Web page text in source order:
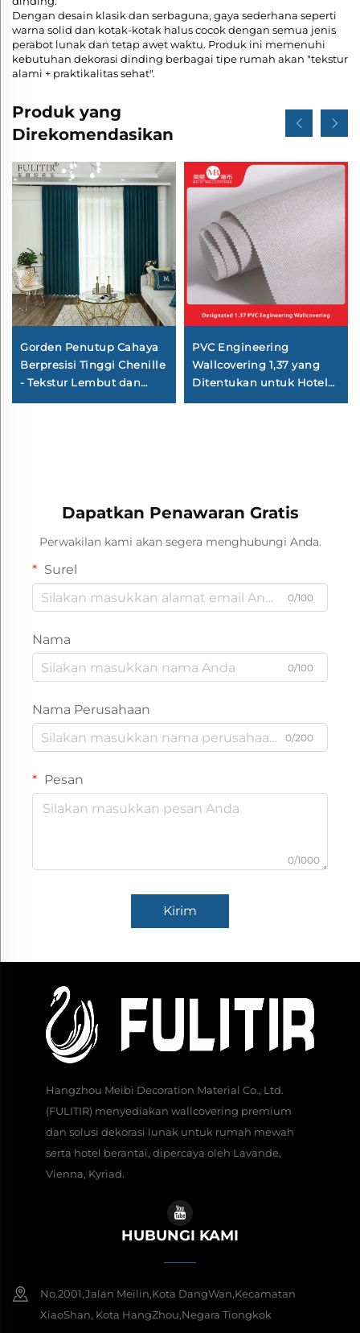
Dengan desain klasik dan serbaguna, gaya sederhana seperti
warna solid dan kotak-kotak halus cocok dengan semua jenis
perabot lunak dan tetap awet waktu. Produk ini memenuhi
kebutuhan dekorasi dinding berbagai tipe rumah akan "tekstur
alami + praktikalitas sehat".
Produk yang
Direkomendasikan
Gorden Penutup Cahaya
Berpresisi Tinggi Chenille
- Tekstur Lembut dan
PVC Engineering
Wallcovering 1,37 yang
Ditentukan untuk Hotel
Dapatkan Penawaran Gratis
Perwakilan kami akan segera menghubungi Anda.
Surel
0/100
Nama
0/100
Nama Perusahaan
0/200
Pesan
0/1000
Kirim
Hangzhou Meibi Decoration Material Co., Ltd.
(FULITIR) menyediakan wallcovering premium
dan solusi dekorasi lunak untuk rumah mewah
serta hotel berantai, dipercaya oleh Lavande,
Vienna, Kyriad.
HUBUNGI KAMI
No.2001,Jalan Meilin,Kota DangWan,Kecamatan
XiaoShan, Kota HangZhou,Negara Tiongkok